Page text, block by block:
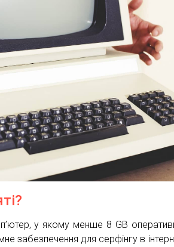
у якому менше 8 GB
забезпечення для серфінгу в